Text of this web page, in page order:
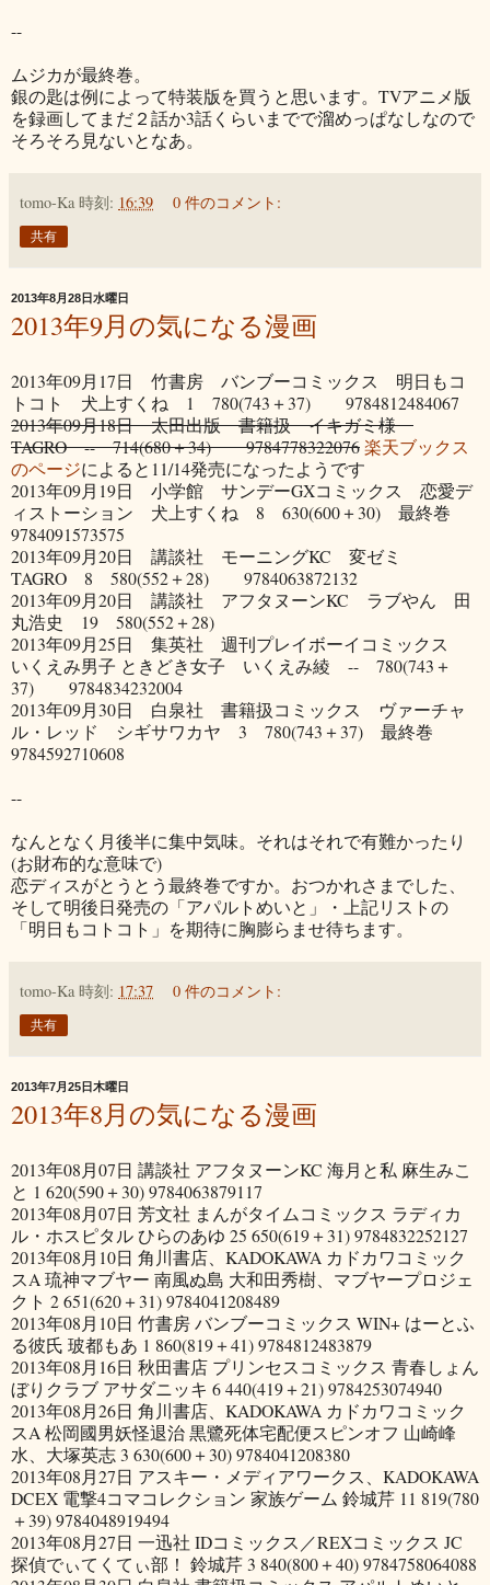
--
ムジカが最終巻。
銀の匙は例によって特装版を買うと思います。TVアニメ版
を録画してまだ２話か3話くらいまでで溜めっぱなしなので
そろそろ見ないとなあ。
tomo-Ka 時刻: 16:39 0 件のコメント:
共有
2013年8月28日水曜日
2013年9月の気になる漫画
2013年09月17日 竹書房 バンブーコミックス 明日もコ
トコト 犬上すくね 1 780(743＋37) 9784812484067
2013年09月18日 太田出版 書籍扱 イキガミ様
TAGRO -- 714(680＋34) 9784778322076楽天ブックス
のページによると11/14発売になったようです
2013年09月19日 小学館 サンデーGXコミックス 恋愛デ
ィストーション 犬上すくね 8 630(600＋30) 最終巻
9784091573575
2013年09月20日 講談社 モーニングKC 変ゼミ
TAGRO 8 580(552＋28) 9784063872132
2013年09月20日 講談社 アフタヌーンKC ラブやん 田
丸浩史 19 580(552＋28)
2013年09月25日 集英社 週刊プレイボーイコミックス
いくえみ男子 ときどき女子 いくえみ綾 -- 780(743＋
37) 9784834232004
2013年09月30日 白泉社 書籍扱コミックス ヴァーチャ
ル・レッド シギサワカヤ 3 780(743＋37) 最終巻
9784592710608
--
なんとなく月後半に集中気味。それはそれで有難かったり
(お財布的な意味で)
恋ディスがとうとう最終巻ですか。おつかれさまでした、
そして明後日発売の「アパルトめいと」・上記リストの
「明日もコトコト」を期待に胸膨らませ待ちます。
tomo-Ka 時刻: 17:37 0 件のコメント:
共有
2013年7月25日木曜日
2013年8月の気になる漫画
2013年08月07日 講談社 アフタヌーンKC 海月と私 麻生みこ
と 1 620(590＋30) 9784063879117
2013年08月07日 芳文社 まんがタイムコミックス ラディカ
ル・ホスピタル ひらのあゆ 25 650(619＋31) 9784832252127
2013年08月10日 角川書店、KADOKAWA カドカワコミック
スA 琉神マブヤー 南風ぬ島 大和田秀樹、マブヤープロジェ
クト 2 651(620＋31) 9784041208489
2013年08月10日 竹書房 バンブーコミックス WIN+ はーとふ
る彼氏 玻都もあ 1 860(819＋41) 9784812483879
2013年08月16日 秋田書店 プリンセスコミックス 青春しょん
ぼりクラブ アサダニッキ 6 440(419＋21) 9784253074940
2013年08月26日 角川書店、KADOKAWA カドカワコミック
スA 松岡國男妖怪退治 黒鷺死体宅配便スピンオフ 山崎峰
水、大塚英志 3 630(600＋30) 9784041208380
2013年08月27日 アスキー・メディアワークス、KADOKAWA
DCEX 電撃4コマコレクション 家族ゲーム 鈴城芹 11 819(780
＋39) 9784048919494
2013年08月27日 一迅社 IDコミックス／REXコミックス JC
探偵でぃてくてぃ部！ 鈴城芹 3 840(800＋40) 9784758064088